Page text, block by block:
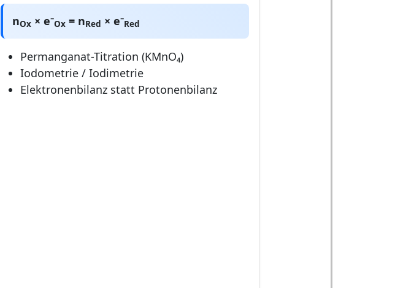
nOx × e⁻Ox = nRed × e⁻Red
Permanganat-Titration (KMnO₄)
Iodometrie / Iodimetrie
Elektronenbilanz statt Protonenbilanz